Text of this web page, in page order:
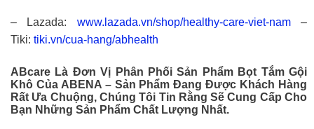
– Lazada: www.lazada.vn/shop/healthy-care-viet-nam–
Tiki: tiki.vn/cua-hang/abhealth
ABcare Là Đơn Vị Phân Phối Sản Phẩm Bọt Tắm Gội
Khô Của ABENA – Sản Phẩm Đang Được Khách Hàng
Rất Ưa Chuộng, Chúng Tôi Tin Rằng Sẽ Cung Cấp Cho
Bạn Những Sản Phẩm Chất Lượng Nhất.